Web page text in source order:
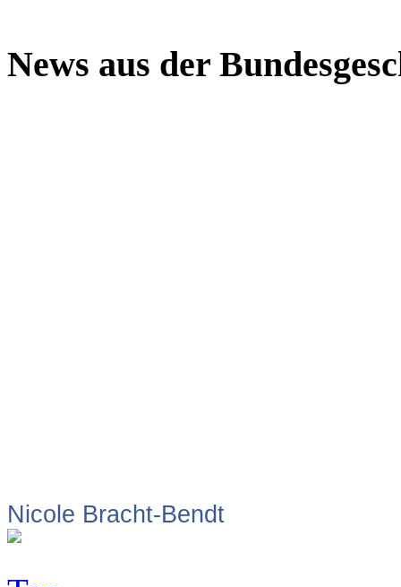
News aus der
Nicole Bracht-Bendt